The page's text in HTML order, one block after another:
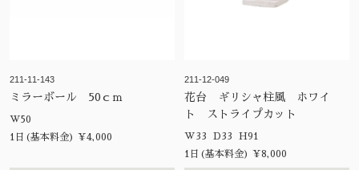
211-11-143
ミラーボール 50ｃｍ
W50
1日(基本料金) ¥4,000
211-12-049
花台 ギリシャ柱風 ホワイ
ト ストライプカット
W33 D33 H91
1日(基本料金) ¥8,000